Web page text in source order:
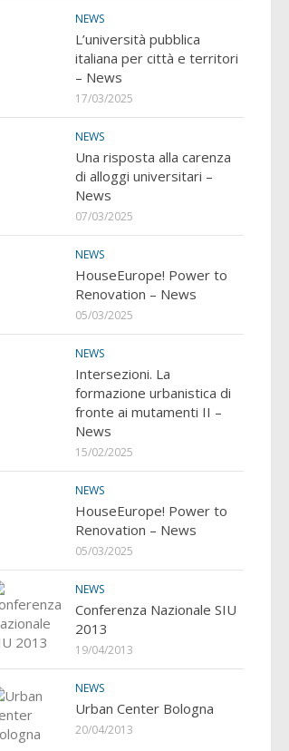
NEWS
L’università pubblica
italiana per città e territori
– News
17/03/2025
NEWS
Una risposta alla carenza
di alloggi universitari –
News
07/03/2025
NEWS
HouseEurope! Power to
Renovation – News
05/03/2025
NEWS
Intersezioni. La
formazione urbanistica di
fronte ai mutamenti II –
News
15/02/2025
NEWS
HouseEurope! Power to
Renovation – News
05/03/2025
NEWS
Conferenza Nazionale SIU
2013
19/04/2013
NEWS
Urban Center Bologna
20/04/2013